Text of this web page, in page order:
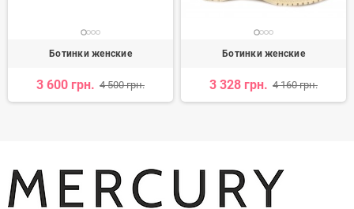
Ботинки женские
3 600 грн. 4 500 грн.
Ботинки женские
3 328 грн. 4 160 грн.